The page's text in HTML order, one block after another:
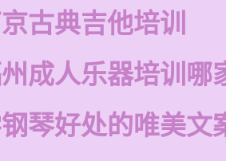
古典吉他培训
成人乐器培训哪
琴好处的唯美文